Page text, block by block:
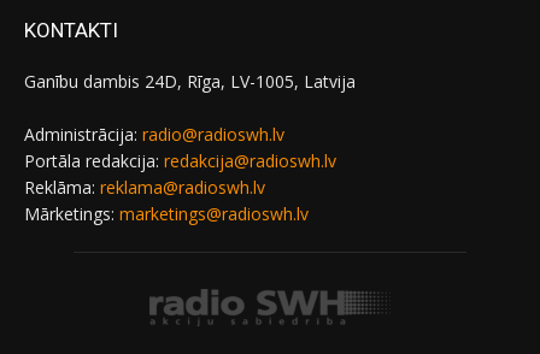
KONTAKTI
Ganību dambis 24D, Rīga, LV-1005, Latvija
Administrācija: radio@radioswh.lv
Portāla redakcija: redakcija@radioswh.lv
Reklāma: reklama@radioswh.lv
Mārketings: marketings@radioswh.lv